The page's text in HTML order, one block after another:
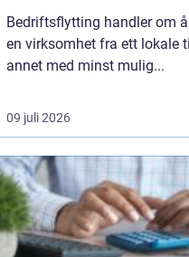
Bedriftsflytting handler om
en virksomhet fra ett lokale
annet med minst mulig...
09 juli 2026